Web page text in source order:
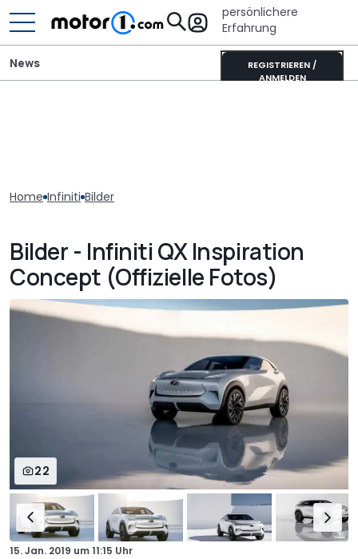
persönlichere
Erfahrung
REGISTRIEREN /
ANMELDEN
News
Home Infiniti Bilder
Bilder - Infiniti QX Inspiration
Concept (Offizielle Fotos)
22
15. Jan. 2019 um11:15 Uhr